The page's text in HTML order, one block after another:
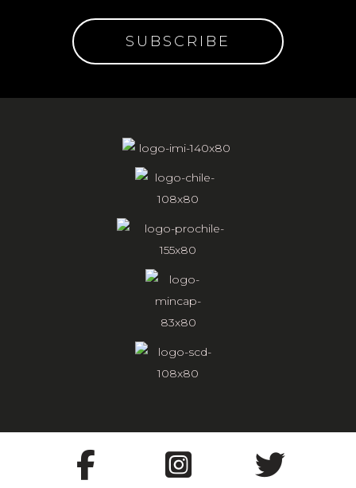
SUBSCRIBE